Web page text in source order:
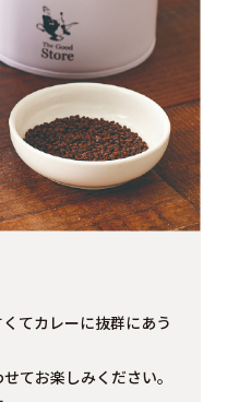
てカレーに抜群にあう
てお楽しみください。